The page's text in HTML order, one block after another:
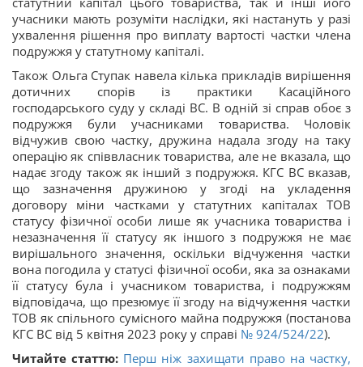
учасники мають розуміти наслідки, які настануть у разі
ухвалення рішення про виплату вартості частки члена
подружжя у статутному капіталі.
Також Ольга Ступак навела кілька прикладів вирішення
дотичних спорів із практики Касаційного
господарського суду у складі ВС. В одній зі справ обоє з
подружжя були учасниками товариства. Чоловік
відчужив свою частку, дружина надала згоду на таку
операцію як співвласник товариства, але не вказала, що
надає згоду також як інший з подружжя. КГС ВС вказав,
що зазначення дружиною у згоді на укладення
договору міни частками у статутних капіталах ТОВ
статусу фізичної особи лише як учасника товариства і
незазначення її статусу як іншого з подружжя не має
вирішального значення, оскільки відчуження частки
вона погодила у статусі фізичної особи, яка за ознаками
її статусу була і учасником товариства, і подружжям
відповідача, що презюмує її згоду на відчуження частки
ТОВ як спільного сумісного майна подружжя (постанова
КГС ВС від 5 квітня 2023 року у справі № 924/524/22).
Читайте статтю: Перш ніж захищати право на частку,